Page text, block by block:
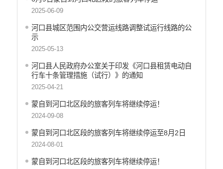
统计信息
食品药品监管
产品质量
涉农补贴
应急预案
2025-06-09
河口县城区范围内公交营运线路调整试运行线路的公
示
2025-05-13
河口县人民政府办公室关于印发《河口县租赁电动自
行车十条管理措施（试行）》的通知
2025-04-21
蒙自到河口北区段的旅客列车将继续停运！
2024-09-08
蒙自到河口北区段的旅客列车将继续停运至8月2日
2024-08-01
蒙自到河口北区段的旅客列车将继续停运！